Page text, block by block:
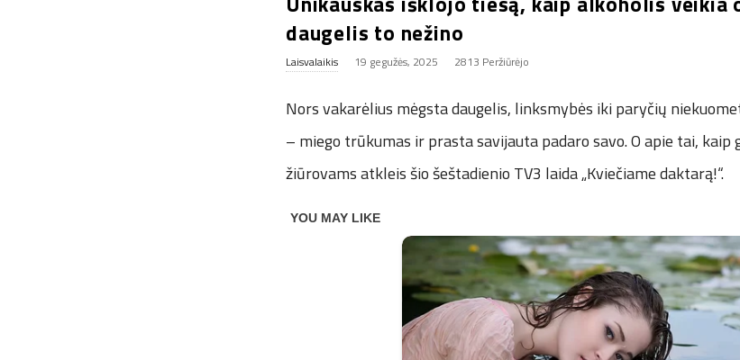
daugelis to nežino
Laisvalaikis 19 gegužės, 2025 2813 Peržiūrėjo
Nors vakarėlius mėgsta daugelis, linksmybės iki paryčių
– miego trūkumas ir prasta savijauta padaro savo. O apie tai, kaip
žiūrovams atkleis šio šeštadienio TV3 laida „Kviečiame daktarą!“.